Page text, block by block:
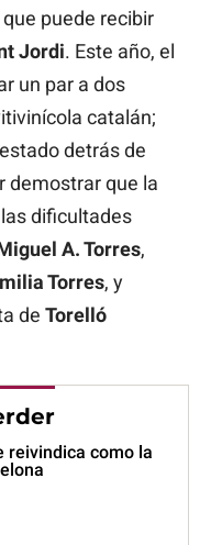
que puede recibir
Jordi. Este año, el
un par a dos
catalán;
detrás de
demostrar que la
dificultades
A. Torres,
Torres, y
de Torelló
reivindica como la